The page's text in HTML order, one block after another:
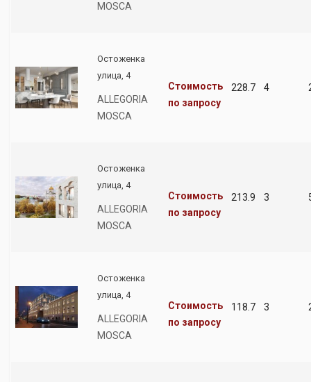
MOSCA
Остоженка
улица, 4
ALLEGORIA
MOSCA
Стоимость
по запросу
228.7 4
Остоженка
улица, 4
ALLEGORIA
MOSCA
Стоимость
по запросу
213.9 3
Остоженка
улица, 4
ALLEGORIA
MOSCA
Стоимость
по запросу
118.7 3